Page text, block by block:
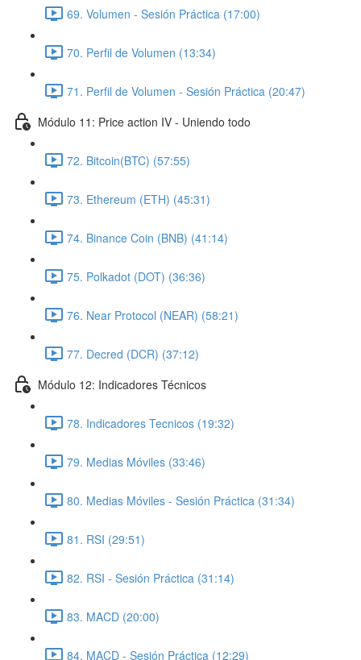
69. Volumen - Sesión Práctica (17:00)
70. Perfil de Volumen (13:34)
71. Perfil de Volumen - Sesión Práctica (20:47)
Módulo 11: Price action IV - Uniendo todo
72. Bitcoin(BTC) (57:55)
73. Ethereum (ETH) (45:31)
74. Binance Coin (BNB) (41:14)
75. Polkadot (DOT) (36:36)
76. Near Protocol (NEAR) (58:21)
77. Decred (DCR) (37:12)
Módulo 12: Indicadores Técnicos
78. Indicadores Tecnicos (19:32)
79. Medias Móviles (33:46)
80. Medias Móviles - Sesión Práctica (31:34)
81. RSI (29:51)
82. RSI - Sesión Práctica (31:14)
83. MACD (20:00)
84. MACD - Sesión Práctica (12:29)